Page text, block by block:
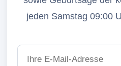
jeden Samstag 09:00